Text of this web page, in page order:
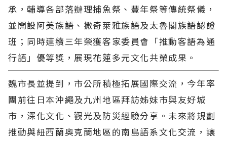
承，輔導各部落辦理捕魚祭、豐年祭等傳統祭儀，
並開設阿美族語、撒奇萊雅族語及太魯閣族語認證
班；同時連續三年榮獲客家委員會「推動客語為通
行語」優等獎，展現花蓮多元文化共榮成果。
魏市長並提到，市公所積極拓展國際交流，今年率
團前往日本沖繩及九州地區拜訪姊妹市與友好城
市，深化文化、觀光及防災經驗分享。未來將規劃
推動與紐西蘭奧克蘭地區的南島語系文化交流，讓